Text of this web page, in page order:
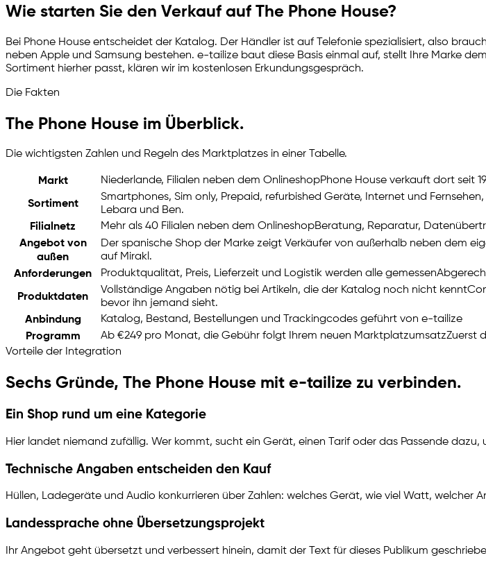
Wie starten Sie den Verkauf auf The Phone House?
Bei Phone House entscheidet der Katalog. Der Händler ist auf Telefonie spezialisiert, also
neben Apple und Samsung bestehen. e-tailize baut diese Basis einmal auf, stellt Ihre Marke
Sortiment hierher passt, klären wir im kostenlosen Erkundungsgespräch.
Die Fakten
The Phone House im Überblick.
Die wichtigsten Zahlen und Regeln des Marktplatzes in einer Tabelle.
Markt Niederlande, Filialen neben dem OnlineshopPhone House verkauft dort seit
Sortiment
Smartphones, Sim only, Prepaid, refurbished Geräte, Internet und Fernsehen,
Lebara und Ben.
Filialnetz
Mehr als 40 Filialen neben dem OnlineshopBeratung, Reparatur,
Angebot von
außen
Der spanische Shop der Marke zeigt Verkäufer von außerhalb neben dem
auf Mirakl.
Anforderungen
Produktqualität, Preis, Lieferzeit und Logistik werden alle gemessen
Produktdaten
Vollständige Angaben nötig bei Artikeln, die der Katalog noch nicht kennt
bevor ihn jemand sieht.
Anbindung
Katalog, Bestand, Bestellungen und Trackingcodes geführt von e-tailize
Programm
Ab €249 pro Monat, die Gebühr folgt Ihrem neuen MarktplatzumsatzZuerst
Vorteile der Integration
Sechs Gründe, The Phone House mit e-tailize zu verbinden.
Ein Shop rund um eine Kategorie
Hier landet niemand zufällig. Wer kommt, sucht ein Gerät, einen Tarif oder das Passende dazu,
Technische Angaben entscheiden den Kauf
Hüllen, Ladegeräte und Audio konkurrieren über Zahlen: welches Gerät, wie viel Watt, welcher
Landessprache ohne Übersetzungsprojekt
Ihr Angebot geht übersetzt und verbessert hinein, damit der Text für dieses Publikum